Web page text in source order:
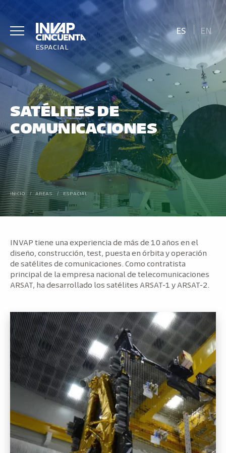
ESPACIAL
ES EN
SATÉLITES DE
COMUNICACIONES
INICIO / AREAS / ESPACIAL
INVAP tiene una experiencia de más de 10 años en el
diseño, construcción, test, puesta en órbita y operación
de satélites de comunicaciones. Como contratista
principal de la empresa nacional de telecomunicaciones
ARSAT, ha desarrollado los satélites ARSAT-1 y ARSAT-2.